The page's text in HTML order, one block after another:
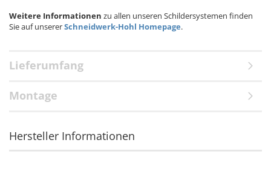
Weitere Informationen zu allen unseren Schildersystemen finden
Sie auf unsererSchneidwerk-Hohl Homepage.
Lieferumfang
Montage
Hersteller Informationen